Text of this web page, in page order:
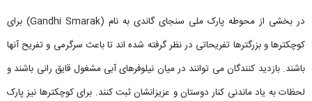
در بخشی از محوطه پارک ملی سنجای گاندی به نام (Gandhi Smarak) برای
کوچکترها و بزرگترها تفریحاتی در نظر گرفته شده اند تا باعث سرگرمی و تفریح آنها
باشند. بازدید کنندگان می توانند در میان نیلوفرهای آبی مشغول قایق رانی باشند و
لحظات به یاد ماندنی کنار دوستان و عزیزانشان ثبت کنند. برای کوچکترها نیز پارک